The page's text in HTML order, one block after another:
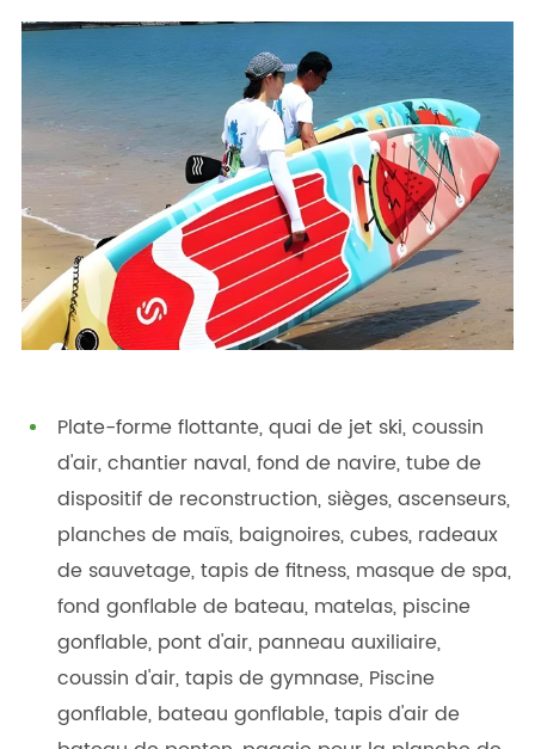
Plate-forme flottante, quai de jet ski, coussin
d'air, chantier naval, fond de navire, tube de
dispositif de reconstruction, sièges, ascenseurs,
planches de maïs, baignoires, cubes, radeaux
de sauvetage, tapis de fitness, masque de spa,
fond gonflable de bateau, matelas, piscine
gonflable, pont d'air, panneau auxiliaire,
coussin d'air, tapis de gymnase, Piscine
gonflable, bateau gonflable, tapis d'air de